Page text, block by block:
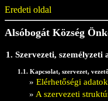
Eredeti oldal
Alsóbogát Község
1. Szervezeti, személyzeti
1.1. Kapcsolat, szervezet,
» Elérhetőségi adatok
» A szervezeti